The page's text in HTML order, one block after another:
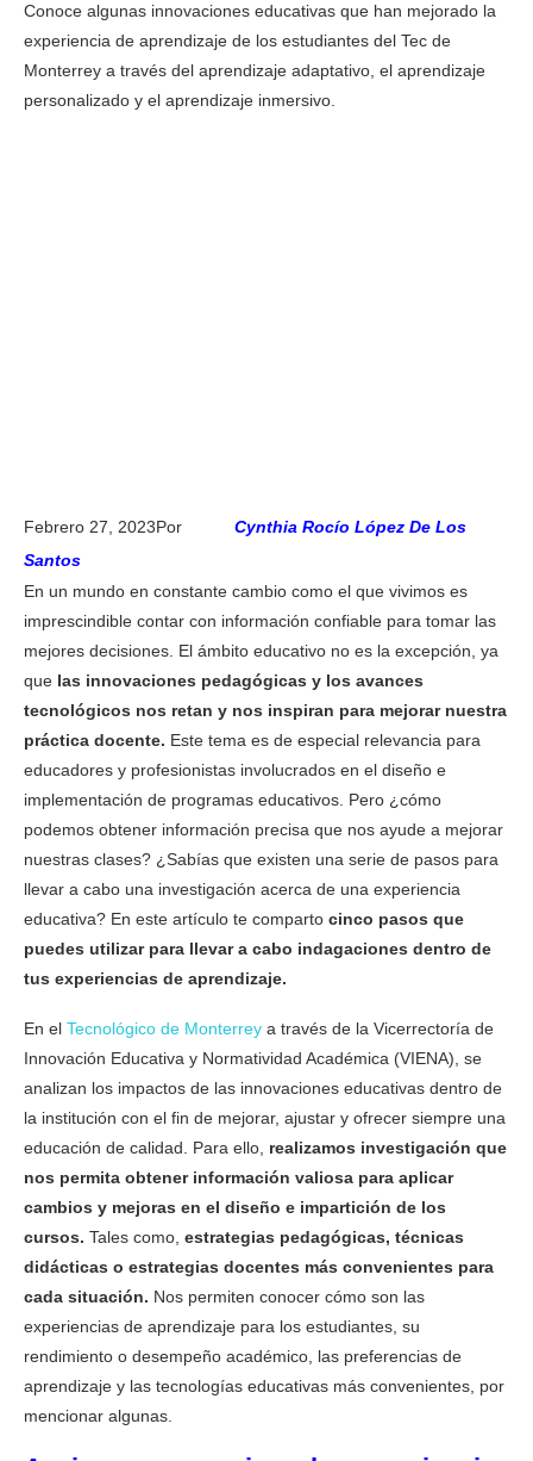
Conoce algunas innovaciones educativas que han mejorado la
experiencia de aprendizaje de los estudiantes del Tec de
Monterrey a través del aprendizaje adaptativo, el aprendizaje
personalizado y el aprendizaje inmersivo.
Febrero 27, 2023Por Cynthia Rocío López De Los
Santos
En un mundo en constante cambio como el que vivimos es
imprescindible contar con información confiable para tomar las
mejores decisiones. El ámbito educativo no es la excepción, ya
que las innovaciones pedagógicas y los avances
tecnológicos nos retan y nos inspiran para mejorar nuestra
práctica docente. Este tema es de especial relevancia para
educadores y profesionistas involucrados en el diseño e
implementación de programas educativos. Pero ¿cómo
podemos obtener información precisa que nos ayude a mejorar
nuestras clases? ¿Sabías que existen una serie de pasos para
llevar a cabo una investigación acerca de una experiencia
educativa? En este artículo te comparto cinco pasos que
puedes utilizar para llevar a cabo indagaciones dentro de
tus experiencias de aprendizaje.
En el Tecnológico de Monterrey a través de la Vicerrectoría de
Innovación Educativa y Normatividad Académica (VIENA), se
analizan los impactos de las innovaciones educativas dentro de
la institución con el fin de mejorar, ajustar y ofrecer siempre una
educación de calidad. Para ello, realizamos investigación que
nos permita obtener información valiosa para aplicar
cambios y mejoras en el diseño e impartición de los
cursos. Tales como, estrategias pedagógicas, técnicas
didácticas o estrategias docentes más convenientes para
cada situación. Nos permiten conocer cómo son las
experiencias de aprendizaje para los estudiantes, su
rendimiento o desempeño académico, las preferencias de
aprendizaje y las tecnologías educativas más convenientes, por
mencionar algunas.